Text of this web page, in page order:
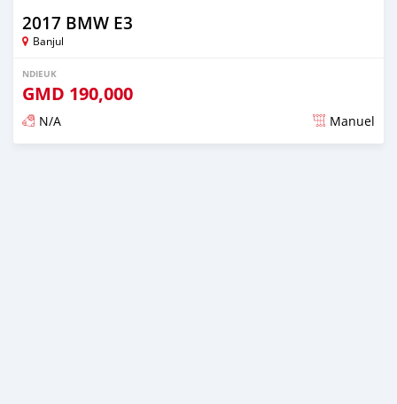
2017 BMW E3
Banjul
NDIEUK
GMD 190,000
N/A Manuel